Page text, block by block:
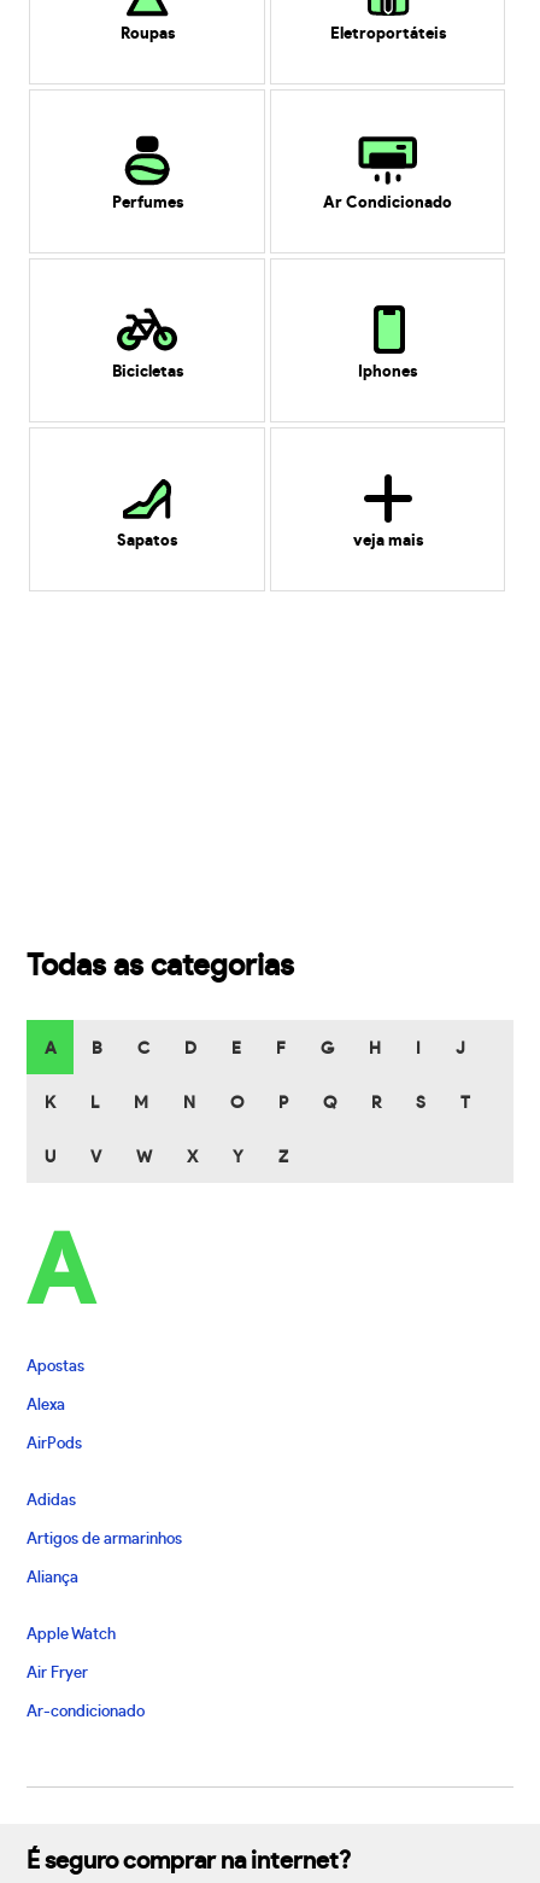
Roupas Eletroportáteis
Perfumes Ar Condicionado
Bicicletas Iphones
Sapatos veja mais
Todas as categorias
A B C D E F G H J
K L M N O P Q R S T
U V W X Y Z
A
Apostas
Alexa
AirPods
Adidas
Artigos de armarinhos
Aliança
Apple Watch
Air Fryer
Ar-condicionado
É seguro comprar na internet?